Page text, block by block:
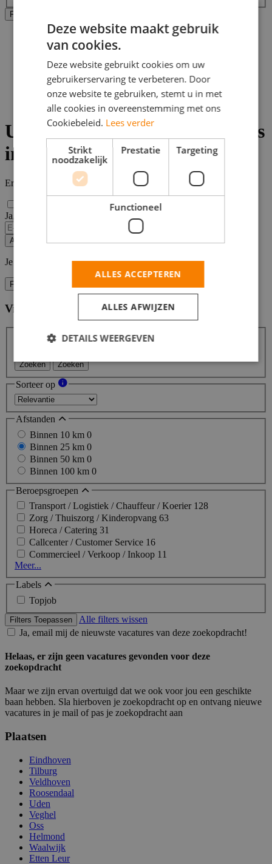
Filters Toepassen
Home
Breda
Vacatures uiterlijke verzorging
Uiterlijke Verzorging vacatures
in Breda
Er zijn Uiterlijke Verzorging vacatures in Breda gevonden.
Ja, email mij de nieuwste vacatures van deze zoekopdracht!
Alert opslaan
Je kunt vacature-alerts op elk moment uitzetten.
Filters
Vind hier de baan die bij jou past
Zoeken Zoeken
Sorteer op
Afstanden
Binnen 10 km 0
Binnen 25 km 0
Binnen 50 km 0
Binnen 100 km 0
Beroepsgroepen
Transport / Logistiek / Chauffeur / Koerier 128
Zorg / Thuiszorg / Kinderopvang 63
Horeca / Catering 31
Callcenter / Customer Service 16
Commercieel / Verkoop / Inkoop 11
Meer...
Labels
Topjob
Filters Toepassen
Alle filters wissen
Ja, email mij de nieuwste vacatures van deze zoekopdracht!
Helaas, er zijn geen vacatures gevonden voor deze
zoekopdracht
Maar we zijn ervan overtuigd dat we ook voor jou een geschikte
baan hebben. Sla hierboven je zoekopdracht op en ontvang nieuwe
vacatures in je mail of pas je zoekopdracht aan
Plaatsen
Eindhoven
Tilburg
Veldhoven
Roosendaal
Uden
Veghel
Oss
Helmond
Waalwijk
Etten Leur
Deze website maakt gebruik
van cookies.
Deze website gebruikt cookies om uw
gebruikerservaring te verbeteren. Door
onze website te gebruiken, stemt u in met
alle cookies in overeenstemming met ons
Cookiebeleid. Lees verder
Strikt
noodzakelijk
Prestatie Targeting
Functioneel
ALLES ACCEPTEREN
ALLES AFWIJZEN
DETAILS WEERGEVEN